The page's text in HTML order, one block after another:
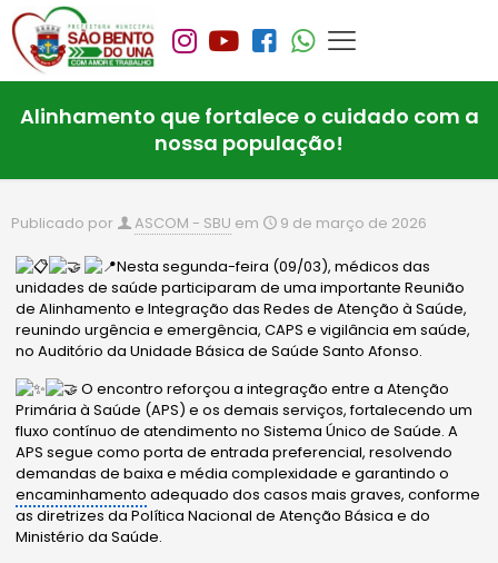
Alinhamento que fortalece o cuidado com a
nossa população!
Publicado por ASCOM - SBU em 9 de março de 2026
Nesta segunda-feira (09/03), médicos das
unidades de saúde participaram de uma importante Reunião
de Alinhamento e Integração das Redes de Atenção à Saúde,
reunindo urgência e emergência, CAPS e vigilância em saúde,
no Auditório da Unidade Básica de Saúde Santo Afonso.
O encontro reforçou a integração entre a Atenção
Primária à Saúde (APS) e os demais serviços, fortalecendo um
fluxo contínuo de atendimento no Sistema Único de Saúde. A
APS segue como porta de entrada preferencial, resolvendo
demandas de baixa e média complexidade e garantindo o
encaminhamento adequado dos casos mais graves, conforme
as diretrizes da Política Nacional de Atenção Básica e do
Ministério da Saúde.